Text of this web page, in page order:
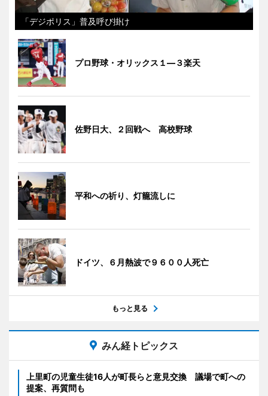
「デジポリス」普及呼び掛け
プロ野球・オリックス１―３楽天
佐野日大、２回戦へ 高校野球
平和への祈り、灯籠流しに
ドイツ、６月熱波で９６００人死亡
もっと見る
みん経トピックス
上里町の児童生徒16人が町長らと意見交換 議場で町への
提案、再質問も